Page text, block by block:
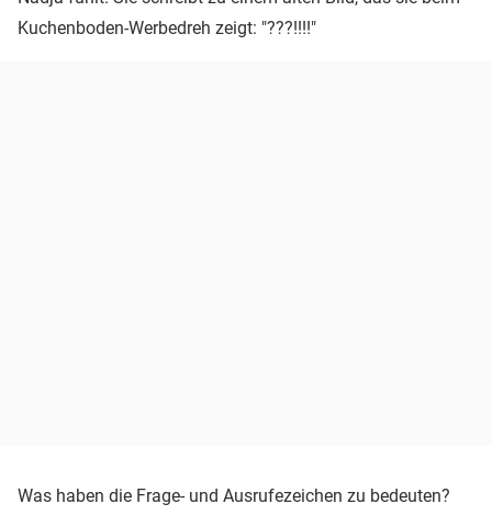
Kuchenboden-Werbedreh zeigt: "???!!!!"
Was haben die Frage- und Ausrufezeichen zu bedeuten?